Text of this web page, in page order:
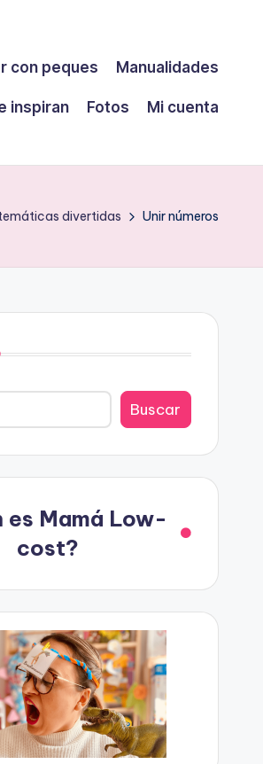
con peques Manualidades
inspiran Fotos
Mi cuenta
divertidas Unir números
Buscar
es Mamá Low-
cost?